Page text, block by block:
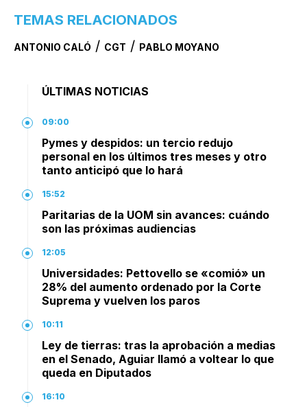
TEMAS RELACIONADOS
ANTONIO CALÓ / CGT / PABLO MOYANO
ÚLTIMAS NOTICIAS
09:00
Pymes y despidos: un tercio redujo
personal en los últimos tres meses y otro
tanto anticipó que lo hará
15:52
Paritarias de la UOM sin avances: cuándo
son las próximas audiencias
12:05
Universidades: Pettovello se «comió» un
28% del aumento ordenado por la Corte
Suprema y vuelven los paros
10:11
Ley de tierras: tras la aprobación a medias
en el Senado, Aguiar llamó a voltear lo que
queda en Diputados
16:10